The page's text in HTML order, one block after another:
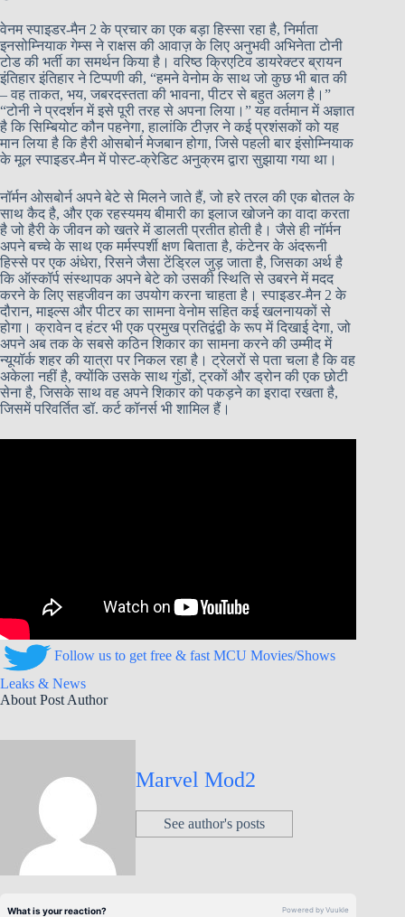
वेनम स्पाइडर-मैन 2 के प्रचार का एक बड़ा हिस्सा रहा है, निर्माता
इनसोम्नियाक गेम्स ने राक्षस की आवाज़ के लिए अनुभवी अभिनेता टोनी
टोड की भर्ती का समर्थन किया है। वरिष्ठ क्रिएटिव डायरेक्टर ब्रायन
इंतिहार इंतिहार ने टिप्पणी की, “हमने वेनोम के साथ जो कुछ भी बात की
– वह ताकत, भय, जबरदस्तता की भावना, पीटर से बहुत अलग है।”
“टोनी ने प्रदर्शन में इसे पूरी तरह से अपना लिया।” यह वर्तमान में अज्ञात
है कि सिम्बियोट कौन पहनेगा, हालांकि टीज़र ने कई प्रशंसकों को यह
मान लिया है कि हैरी ओसबोर्न मेजबान होगा, जिसे पहली बार इंसोम्नियाक
के मूल स्पाइडर-मैन में पोस्ट-क्रेडिट अनुक्रम द्वारा सुझाया गया था।
नॉर्मन ओसबोर्न अपने बेटे से मिलने जाते हैं, जो हरे तरल की एक बोतल के
साथ कैद है, और एक रहस्यमय बीमारी का इलाज खोजने का वादा करता
है जो हैरी के जीवन को खतरे में डालती प्रतीत होती है। जैसे ही नॉर्मन
अपने बच्चे के साथ एक मर्मस्पर्शी क्षण बिताता है, कंटेनर के अंदरूनी
हिस्से पर एक अंधेरा, रिसने जैसा टेंड्रिल जुड़ जाता है, जिसका अर्थ है
कि ऑस्कॉर्प संस्थापक अपने बेटे को उसकी स्थिति से उबरने में मदद
करने के लिए सहजीवन का उपयोग करना चाहता है। स्पाइडर-मैन 2 के
दौरान, माइल्स और पीटर का सामना वेनोम सहित कई खलनायकों से
होगा। क्रावेन द हंटर भी एक प्रमुख प्रतिद्वंद्वी के रूप में दिखाई देगा, जो
अपने अब तक के सबसे कठिन शिकार का सामना करने की उम्मीद में
न्यूयॉर्क शहर की यात्रा पर निकल रहा है। ट्रेलरों से पता चला है कि वह
अकेला नहीं है, क्योंकि उसके साथ गुंडों, ट्रकों और ड्रोन की एक छोटी
सेना है, जिसके साथ वह अपने शिकार को पकड़ने का इरादा रखता है,
जिसमें परिवर्तित डॉ. कर्ट कॉनर्स भी शामिल हैं।
Follow us to get free & fast MCU Movies/Shows
Leaks & News
About Post Author
Marvel Mod2
See author's posts